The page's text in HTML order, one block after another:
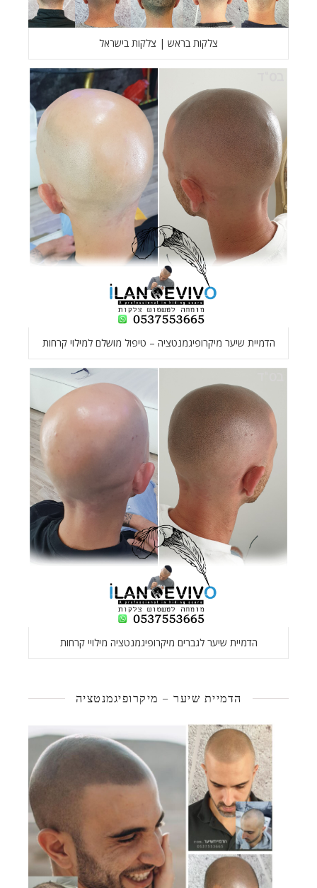
צלקות בראש | צלקות בישראל
הדמיית שיער מיקרופיגמנטציה – טיפול מושלם למילוי קרחות
הדמיית שיער לגברים מיקרופיגמנטציה מילויי קרחות
הדמיית שיער – מיקרופיגמנטציה